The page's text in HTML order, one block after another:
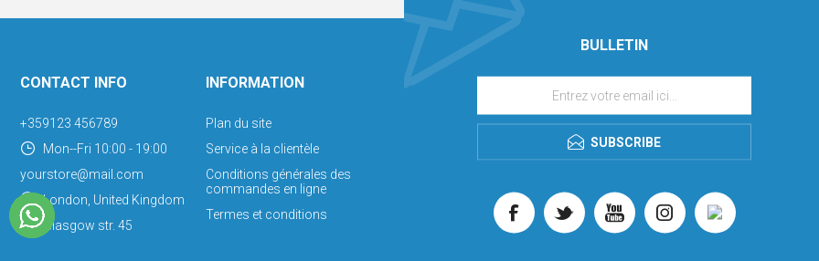
BULLETIN
SUBSCRIBE
CONTACT INFO
+359123 456789
Mon--Fri 10:00 - 19:00
yourstore@mail.com
London, United Kingdom
Glasgow str. 45
INFORMATION
Plan du site
Service à la clientèle
Conditions générales des
commandes en ligne
Termes et conditions